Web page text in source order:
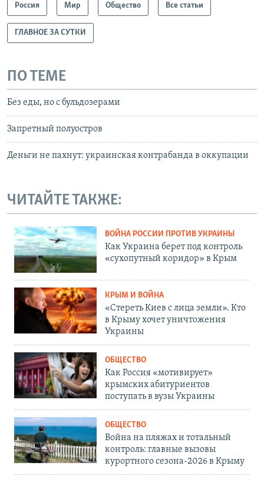
Россия Мир Общество Все статьи
ГЛАВНОЕ ЗА СУТКИ
ПО ТЕМЕ
Без еды, но с бульдозерами
Запретный полуостров
Деньги не пахнут: украинская контрабанда в оккупации
ЧИТАЙТЕ ТАКЖЕ:
ВОЙНА РОССИИ ПРОТИВ УКРАИНЫ
Как Украина берет под контроль
«сухопутный коридор» в Крым
КРЫМ И ВОЙНА
«Стереть Киев с лица земли». Кто
в Крыму хочет уничтожения
Украины
ОБЩЕСТВО
Как Россия «мотивирует»
крымских абитуриентов
поступать в вузы Украины
ОБЩЕСТВО
Война на пляжах и тотальный
контроль: главные вызовы
курортного сезона-2026 в Крыму